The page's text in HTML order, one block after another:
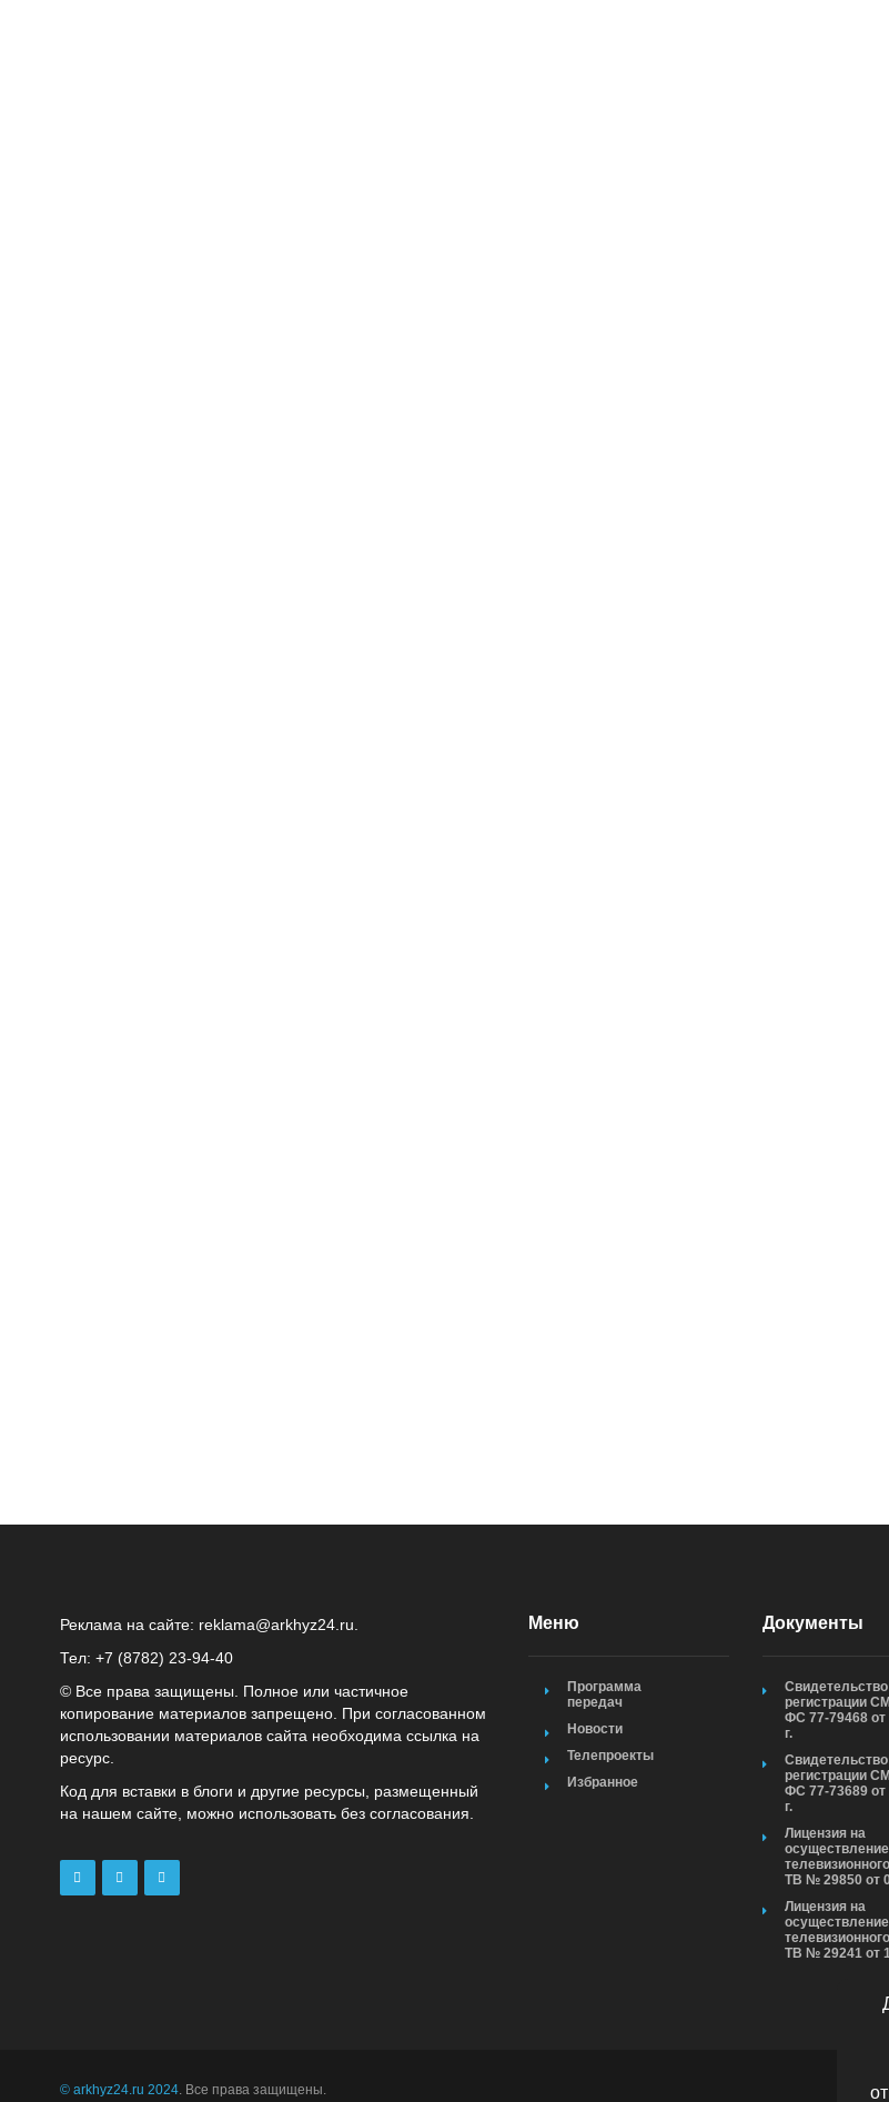
Реклама на сайте: reklama@arkhyz24.ru
Тел: +7 (8782) 23‑94‑40
© Все права защищены. Полное или частичное
копирование материалов запрещено. При согласованном
использовании материалов сайта необходима ссылка на
ресурс.
Код для вставки в блоги и другие ресурсы, размещенный
на нашем сайте, можно использовать без согласования.
Меню
Программа
передач
Новости
Телепроекты
Избранное
Документы
регистрации
ФС 77-79468 от
г.
регистрации
ФС 77-73689 от
г.
Лицензия на
осуществление
ТВ № 29850 от
Лицензия на
осуществление
ТВ № 29241 от
© arkhyz24.ru 2024. Все права защищены.